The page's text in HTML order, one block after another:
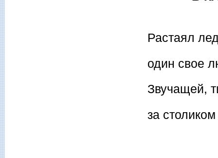
Растаял
один свое
Звучащей,
за